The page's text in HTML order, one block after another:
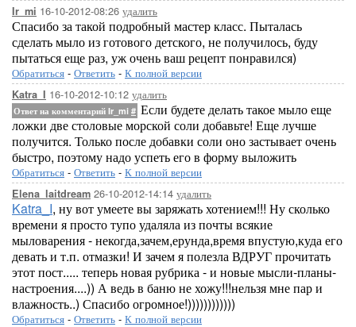
Ir_mi 16-10-2012-08:26 удалить
Спасибо за такой подробный мастер класс. Пыталась
сделать мыло из готового детского, не получилось, буду
пытаться еще раз, уж очень ваш рецепт понравился)
Обратиться - Ответить - К полной версии
Katra_I 16-10-2012-10:12 удалить
Ответ на комментарий Ir_mi # Если будете делать такое мыло еще
ложки две столовые морской соли добавьте! Еще лучше
получится. Только после добавки соли оно застывает очень
быстро, поэтому надо успеть его в форму выложить
Обратиться - Ответить - К полной версии
Elena_laitdream 26-10-2012-14:14 удалить
Katra_I, ну вот умеете вы заряжать хотением!!! Ну сколько
времени я просто тупо удаляла из почты всякие
мыловарения - некогда,зачем,ерунда,время впустую,куда его
девать и т.п. отмазки! И зачем я полезла ВДРУГ прочитать
этот пост..... теперь новая рубрика - и новые мысли-планы-
настроения....)) А ведь в баню не хожу!!!нельзя мне пар и
влажность..) Спасибо огромное!))))))))))))
Обратиться - Ответить - К полной версии